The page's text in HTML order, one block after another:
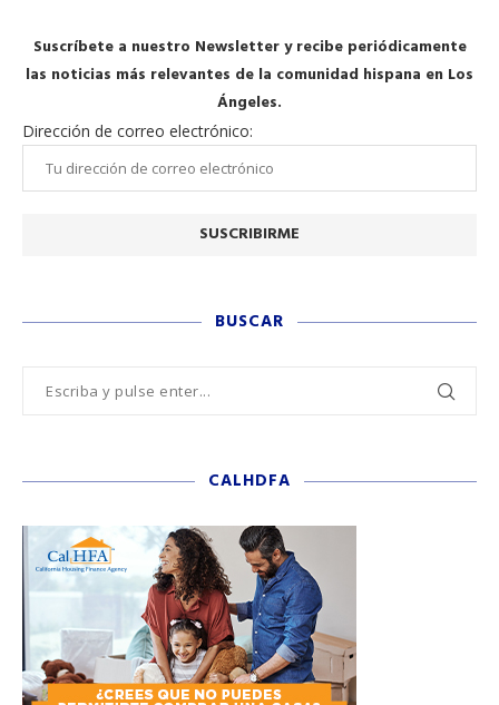
Suscríbete a nuestro Newsletter y recibe periódicamente
las noticias más relevantes de la comunidad hispana en Los
Ángeles.
Dirección de correo electrónico:
BUSCAR
CALHDFA